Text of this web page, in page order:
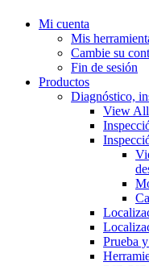
Mi cuenta
Mis
Cambie su
Fin de sesión
Productos
Diagnóstico,
View All
Prueba